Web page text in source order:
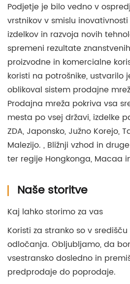
Podjetje je bilo vedno v
vrstnikov v smislu
izdelkov in razvoja novih
spremeni rezultate
proizvodne in komercialne
koristi na potrošnike, ustvarilo
oblikoval sistem prodajne
Prodajna mreža pokriva vsa
mesta po vsej državi, izdelke
ZDA, Japonsko, Južno Korejo,
Malezijo. , Bližnji vzhod in
ter regije Hongkonga, Macaa
Naše storitve
Kaj lahko storimo za vas
Koristi za stranko so v
odločanja. Obljubljamo, da
vsestransko dosledno in
predprodaje do poprodaje.